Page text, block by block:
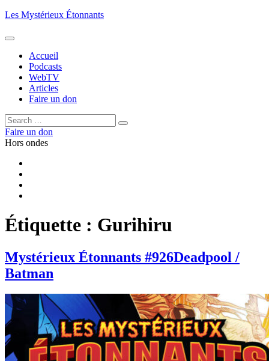
Aller
contenu
Les Mystérieux Étonnants
Accueil
Podcasts
WebTV
Articles
Faire un don
Rechercher :
Rechercher
Faire un don
Hors ondes
Étiquette : Gurihiru
Mystérieux Étonnants #926Deadpool /
Batman